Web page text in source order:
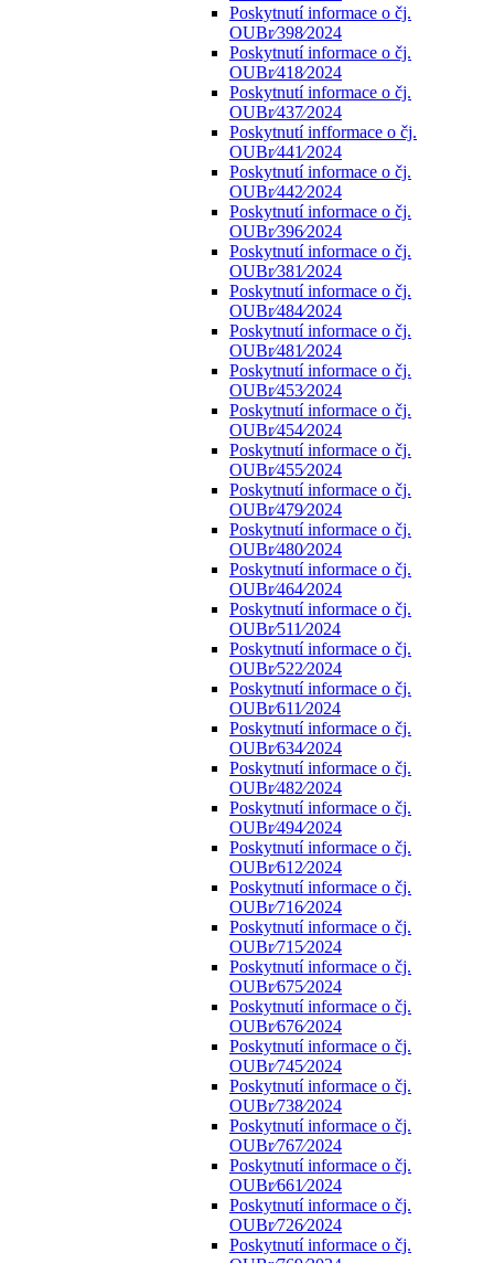
Poskytnutí informace o čj.
OUBr⁄398⁄2024
Poskytnutí informace o čj.
OUBr⁄418⁄2024
Poskytnutí informace o čj.
OUBr⁄437⁄2024
Poskytnutí infformace o čj.
OUBr⁄441⁄2024
Poskytnutí informace o čj.
OUBr⁄442⁄2024
Poskytnutí informace o čj.
OUBr⁄396⁄2024
Poskytnutí informace o čj.
OUBr⁄381⁄2024
Poskytnutí informace o čj.
OUBr⁄484⁄2024
Poskytnutí informace o čj.
OUBr⁄481⁄2024
Poskytnutí informace o čj.
OUBr⁄453⁄2024
Poskytnutí informace o čj.
OUBr⁄454⁄2024
Poskytnutí informace o čj.
OUBr⁄455⁄2024
Poskytnutí informace o čj.
OUBr⁄479⁄2024
Poskytnutí informace o čj.
OUBr⁄480⁄2024
Poskytnutí informace o čj.
OUBr⁄464⁄2024
Poskytnutí informace o čj.
OUBr⁄511⁄2024
Poskytnutí informace o čj.
OUBr⁄522⁄2024
Poskytnutí informace o čj.
OUBr⁄611⁄2024
Poskytnutí informace o čj.
OUBr⁄634⁄2024
Poskytnutí informace o čj.
OUBr⁄482⁄2024
Poskytnutí informace o čj.
OUBr⁄494⁄2024
Poskytnutí informace o čj.
OUBr⁄612⁄2024
Poskytnutí informace o čj.
OUBr⁄716⁄2024
Poskytnutí informace o čj.
OUBr⁄715⁄2024
Poskytnutí informace o čj.
OUBr⁄675⁄2024
Poskytnutí informace o čj.
OUBr⁄676⁄2024
Poskytnutí informace o čj.
OUBr⁄745⁄2024
Poskytnutí informace o čj.
OUBr⁄738⁄2024
Poskytnutí informace o čj.
OUBr⁄767⁄2024
Poskytnutí informace o čj.
OUBr⁄661⁄2024
Poskytnutí informace o čj.
OUBr⁄726⁄2024
Poskytnutí informace o čj.